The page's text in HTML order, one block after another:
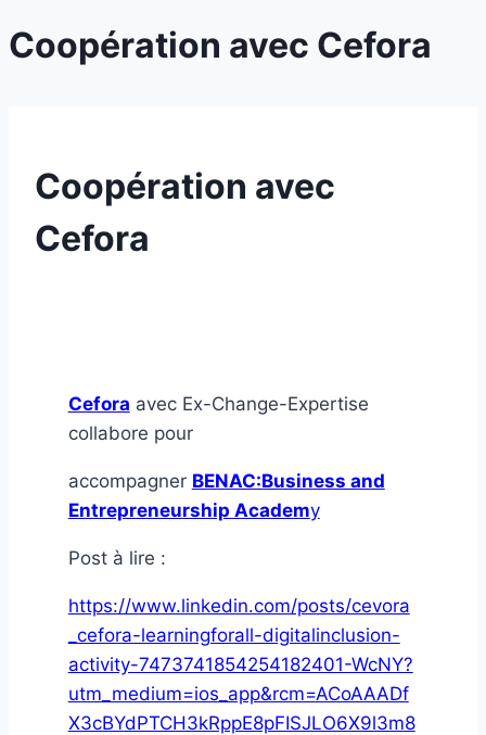
Coopération avec Cefora
Coopération avec
Cefora
Cefora avec Ex-Change-Expertise
collabore pour
accompagner BENAC:Business and
Entrepreneurship Academy
Post à lire :
https://www.linkedin.com/posts/cevora
_cefora-learningforall-digitalinclusion-
activity-7473741854254182401-WcNY?
utm_medium=ios_app&rcm=ACoAAADf
X3cBYdPTCH3kRppE8pFISJLO6X9l3m8